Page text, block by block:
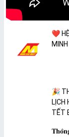
❤️ HỆ
🎉
LỊCH
TẾT